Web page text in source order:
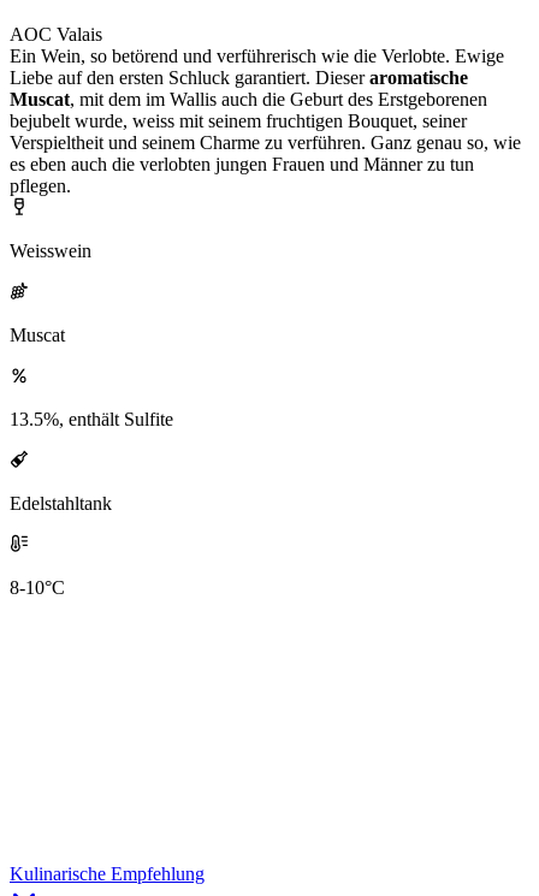
AOC Valais
Ein Wein, so betörend und verführerisch wie die Verlobte. Ewige
Liebe auf den ersten Schluck garantiert. Dieseraromatische
Muscat, mit dem im Wallis auch die Geburt des Erstgeborenen
bejubelt wurde, weiss mit seinem fruchtigen Bouquet, seiner
Verspieltheit und seinem Charme zu verführen. Ganz genau so, wie
es eben auch die verlobten jungen Frauen und Männer zu tun
pflegen.
Weisswein
Muscat
13.5%, enthält Sulfite
Edelstahltank
8-10°C
Kulinarische Empfehlung